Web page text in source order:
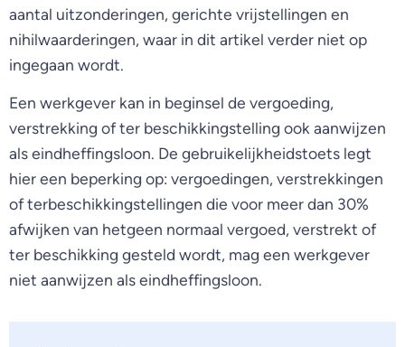
aantal uitzonderingen, gerichte vrijstellingen en
nihilwaarderingen, waar in dit artikel verder niet op
ingegaan wordt.
Een werkgever kan in beginsel de vergoeding,
verstrekking of ter beschikkingstelling ook aanwijzen
als eindheffingsloon. De gebruikelijkheidstoets legt
hier een beperking op: vergoedingen, verstrekkingen
of terbeschikkingstellingen die voor meer dan 30%
afwijken van hetgeen normaal vergoed, verstrekt of
ter beschikking gesteld wordt, mag een werkgever
niet aanwijzen als eindheffingsloon.